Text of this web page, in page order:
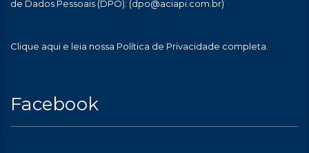
de Dados Pessoais (DPO): (dpo@aciapi.com.br)
Clique aqui e leia nossa Política de Privacidade completa.
Facebook